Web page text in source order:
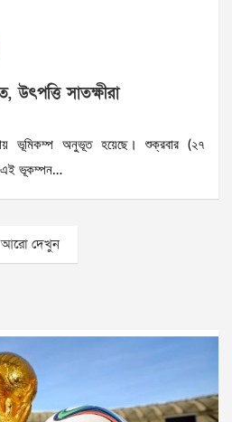
সাতক্ষীরা
ভূমিকম্প অনুভূত হয়েছে। শুক্রবার (২৭
এই ভূকম্পন…
আরো দেখুন